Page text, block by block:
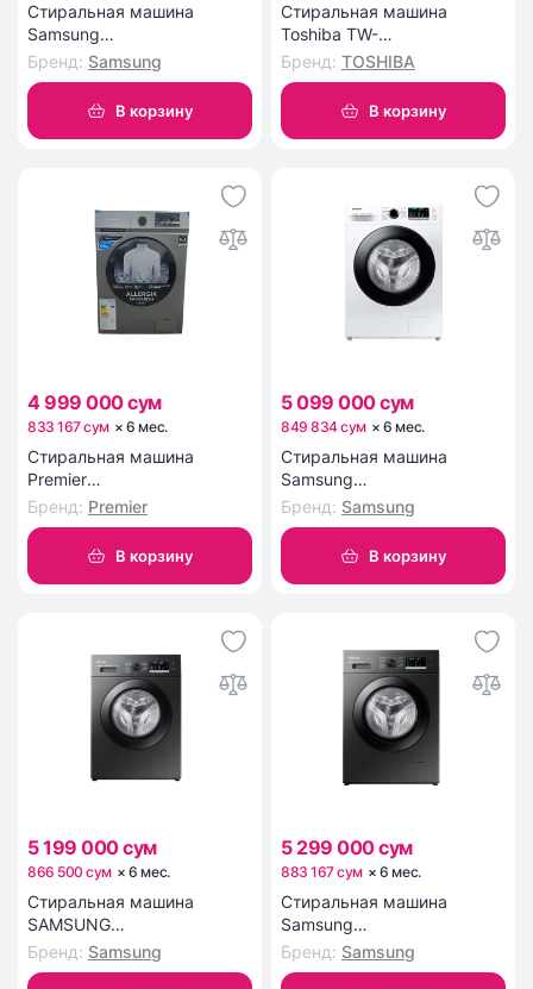
Стиральная машина
Samsung
WW70AG5S21EELD
Бренд: Samsung
В корзину
Стиральная машина
Toshiba TW-
BL100A4UZ(WK)
Бренд: TOSHIBA
В корзину
4 999 000 сум
833 167 сум ×6 мес.
Стиральная машина
Premier
PRM10F1402SIN/DG
Бренд: Premier
В корзину
5 099 000 сум
849 834 сум ×6 мес.
Стиральная машина
Samsung
WW70AGAS22AELD
Бренд: Samsung
В корзину
5 199 000 сум
866 500 сум ×6 мес.
Стиральная машина
SAMSUNG
WW70AG5S21CXLD
Бренд: Samsung
5 299 000 сум
883 167 сум ×6 мес.
Стиральная машина
Samsung
WW70AGAS22AXLD 7 кг
Бренд: Samsung